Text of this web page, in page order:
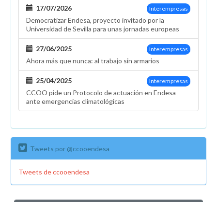
e
Ibiza
Interempresas
17/07/2026
Democratizar Endesa, proyecto invitado por la
Universidad de Sevilla para unas jornadas europeas
Interempresas
27/06/2025
Ahora más que nunca: al trabajo sin armarios
Interempresas
25/04/2025
CCOO pide un Protocolo de actuación en Endesa
ante emergencias climatológicas
Tweets por @ccooendesa
Tweets de ccooendesa